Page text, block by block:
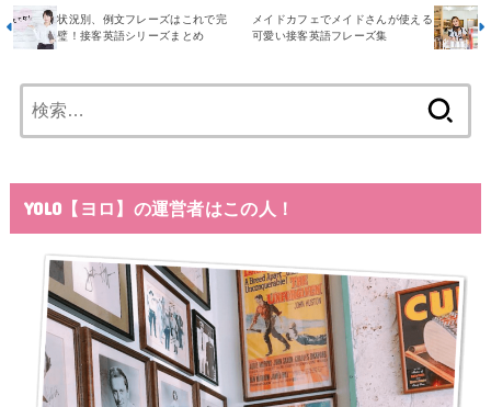
状況別、例文フレーズはこれで完
璧！接客英語シリーズまとめ
メイドカフェでメイドさんが使える
可愛い接客英語フレーズ集
索:
YOLO【ヨロ】の運営者はこの人！